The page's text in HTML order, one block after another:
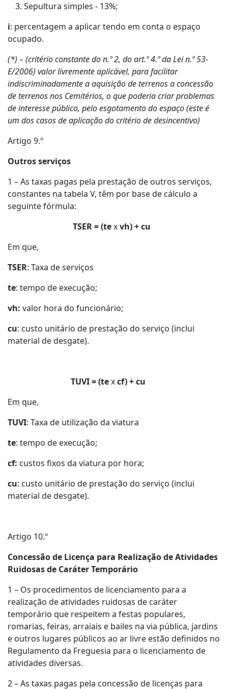
Sepultura simples - 13%;
i: percentagem a aplicar tendo em conta o espaço
ocupado.
(*) – (critério constante do n.º 2, do art.º 4.º da Lei n.º 53-
E/2006) valor livremente aplicável, para facilitar
indiscriminadamente a aquisição de terrenos a concessão
de terrenos nos Cemitérios, o que poderia criar problemas
de interesse público, pelo esgotamento do espaço (este é
um dos casos de aplicação do critério de desincentivo)
Artigo 9.º
Outros serviços
1 – As taxas pagas pela prestação de outros serviços,
constantes na tabela V, têm por base de cálculo a
seguinte fórmula:
TSER = (texvh) + cu
Em que,
TSER: Taxa de serviços
te: tempo de execução;
vh: valor hora do funcionário;
cu: custo unitário de prestação do serviço (inclui
material de desgate).
TUVI = (texcf) + cu
Em que,
TUVI: Taxa de utilização da viatura
te: tempo de execução;
cf: custos fixos da viatura por hora;
cu: custo unitário de prestação do serviço (inclui
material de desgate).
Artigo 10.º
Concessão de Licença para Realização de Atividades
Ruidosas de Caráter Temporário
1 – Os procedimentos de licenciamento para a
realização de atividades ruidosas de caráter
temporário que respeitem a festas populares,
romarias, feiras, arraiais e bailes na via pública, jardins
e outros lugares públicos ao ar livre estão definidos no
Regulamento da Freguesia para o licenciamento de
atividades diversas.
2 – As taxas pagas pela concessão de licenças para